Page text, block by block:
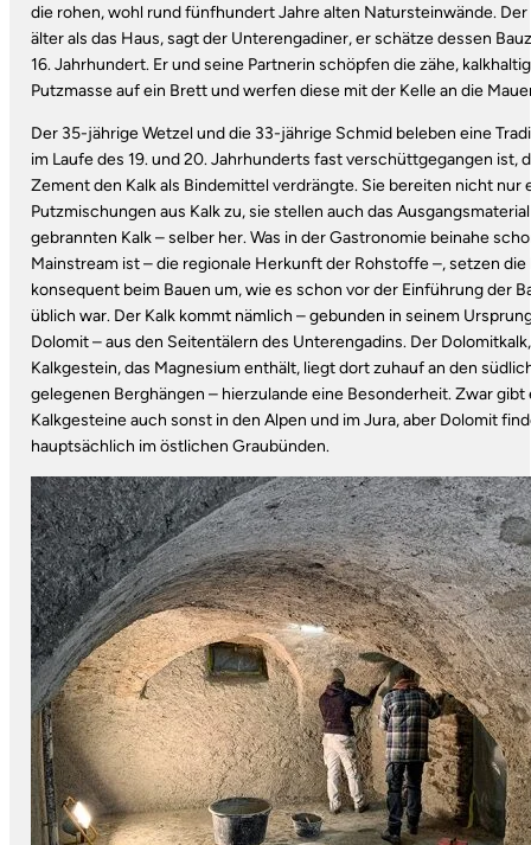
die rohen, wohl rund fünfhundert Jahre alten Natursteinwände. Der
älter als das Haus, sagt der Unterengadiner, er schätze dessen
16. Jahrhundert. Er und seine Partnerin schöpfen die zähe,
Putzmasse auf ein Brett und werfen diese mit der Kelle an die
Der 35-jährige Wetzel und die 33-jährige Schmid beleben eine
im Laufe des 19. und 20. Jahrhunderts fast verschüttgegangen ist,
Zement den Kalk als Bindemittel verdrängte. Sie bereiten nicht nur
Putzmischungen aus Kalk zu, sie stellen auch das
gebrannten Kalk – selber her. Was in der Gastronomie beinahe
Mainstream ­ist – die regionale Herkunft der Rohstoffe –, setzen die
konsequent beim Bauen um, wie es schon vor der Einführung der
üblich war. Der Kalk kommt nämlich – gebunden in seinem
Dolomit – aus den Seitentälern des Unterengadins. Der
Kalkgestein, das Magnesium enthält, liegt dort zuhauf an den
gelegenen Berghängen – hierzulande eine Besonderheit. Zwar gibt
Kalkgesteine auch sonst in den Alpen und im Jura, aber Dolomit
hauptsächlich im östlichen Graubünden.